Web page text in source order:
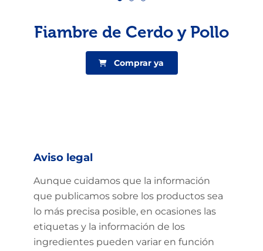
Fiambre de Cerdo y Pollo
Comprar ya
Aviso legal
Aunque cuidamos que la información
que publicamos sobre los productos sea
lo más precisa posible, en ocasiones las
etiquetas y la información de los
ingredientes pueden variar en función